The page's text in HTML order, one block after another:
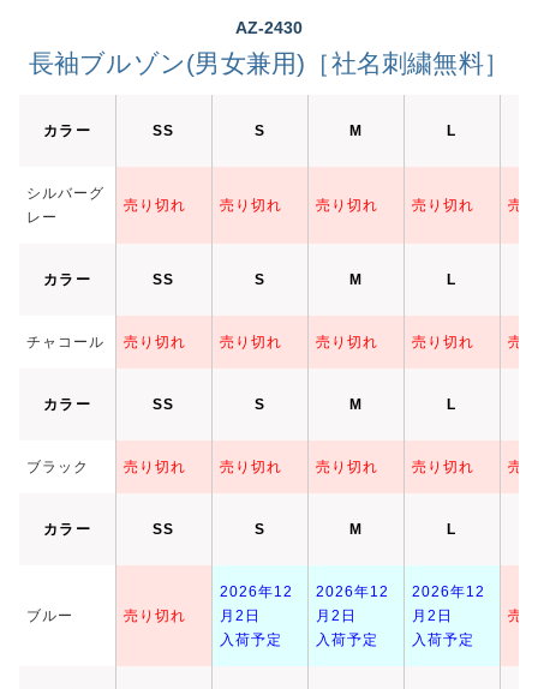
AZ-2430
長袖ブルゾン(男女兼用)［社名刺繍無料］
カラー SS S M L
シルバーグ
レー
売り切れ 売り切れ 売り切れ 売り切れ 売
カラー SS S M L
チャコール 売り切れ 売り切れ 売り切れ 売り切れ 売
カラー SS S M L
ブラック 売り切れ 売り切れ 売り切れ 売り切れ 売
カラー SS S M L
ブルー 売り切れ
2026年12
月2日
入荷予定
2026年12
月2日
入荷予定
2026年12
月2日
入荷予定
売